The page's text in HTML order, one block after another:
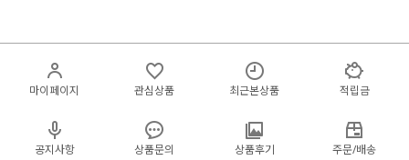
마이페이지 관심상품 최근본상품 적립금
공지사항 상품문의 상품후기 주문/배송